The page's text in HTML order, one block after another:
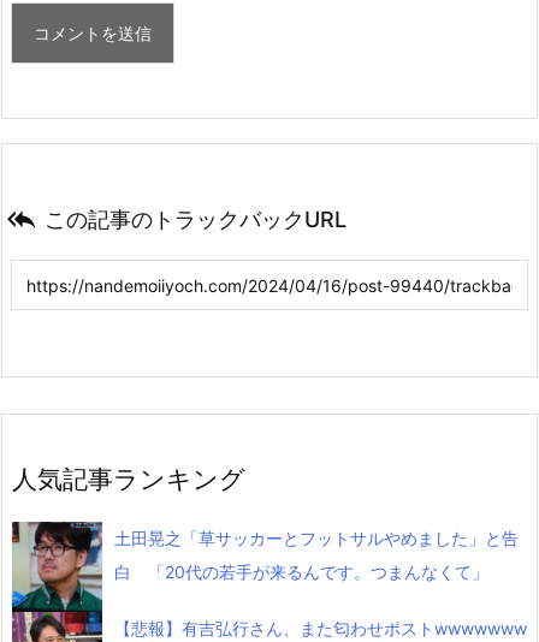
 この記事のトラックバックURL
人気記事ランキング
土田晃之「草サッカーとフットサルやめました」と告
白 「20代の若手が来るんです。つまんなくて」
【悲報】有吉弘行さん、また匂わせポストwwwwwww